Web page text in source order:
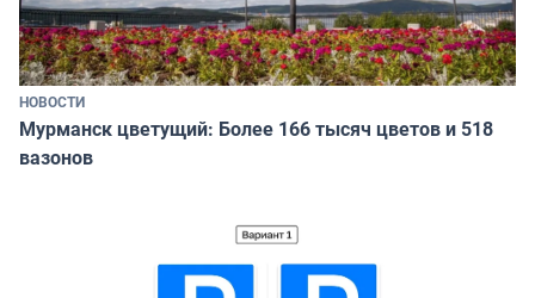
НОВОСТИ
Мурманск цветущий: Более 166 тысяч цветов и 518
вазонов